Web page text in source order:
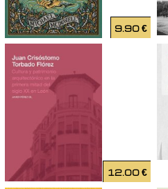
9.90 €
12.00 €